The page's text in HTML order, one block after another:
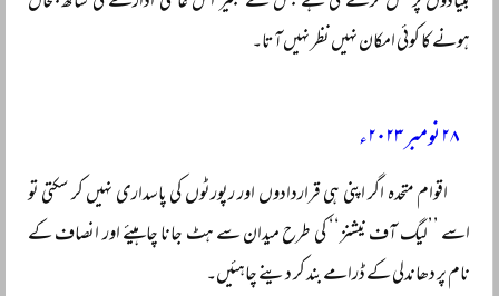
ہونے کا کوئی امکان نہیں نظر نہیں آتا۔
۲۸ نومبر ۲۰۲۳ء
اقوام متحدہ اگر اپنی ہی قراردادوں اور رپورٹوں کی پاسداری نہیں کر سکتی تو
اسے ’’لیگ آف نیشنز‘‘ کی طرح میدان سے ہٹ جانا چاہیئے اور انصاف کے
نام پر دھاندلی کے ڈرامے بند کر دینے چاہئیں۔